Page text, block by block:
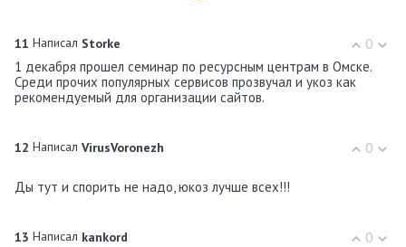
0
11 Написал Storke
1 декабря прошел семинар по ресурсным центрам в Омске.
Среди прочих популярных сервисов прозвучал и укоз как
рекомендуемый для организации сайтов.
0
12 Написал VirusVoronezh
Ды тут и спорить не надо, юкоз лучше всех!!!
0
13 Написал kankord